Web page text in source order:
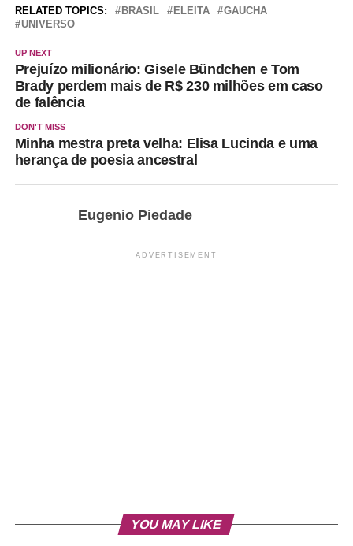
RELATED TOPICS: BRASIL ELEITA
GAUCHA
UNIVERSO
UP NEXT
Prejuízo milionário: Gisele Bündchen e Tom
Brady perdem mais de R$ 230 milhões em caso
de falência
DON'T MISS
Minha mestra preta velha: Elisa Lucinda e uma
herança de poesia ancestral
Eugenio Piedade
ADVERTISEMENT
YOU MAY LIKE